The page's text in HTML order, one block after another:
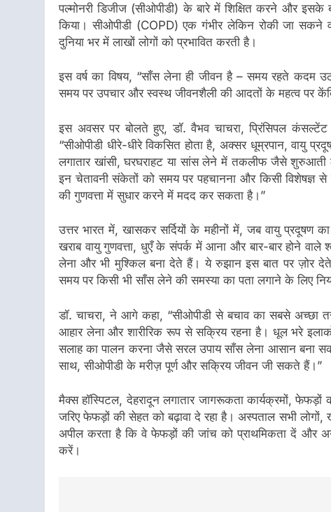
पल्मोनरी डिजीज (सीओपीडी) के बारे में शिक्षित करने और
किया। सीओपीडी (COPD) एक गंभीर लेकिन रोकी जा सकने
दुनिया भर में लाखों लोगों को प्रभावित करती है।
इस वर्ष का विषय, “साँस लेना ही जीवन है – समय रहते कदम
समय पर उपचार और स्वस्थ जीवनशैली की आदतों के महत्व पर
इस अवसर पर बोलते हुए, डॉ. वैभव चाचरा, प्रिंसिपल कंसल्टेंट
“सीओपीडी धीरे-धीरे विकसित होता है, अक्सर धूम्रपान,
लगातार खांसी, घरघराहट या सांस लेने में तकलीफ जैसे शुरुआती
इन चेतावनी संकेतों को समय पर पहचानना और किसी
की गुणवत्ता में सुधार करने में मदद कर सकता है।”
उत्तर भारत में, खासकर सर्दियों के महीनों में, जब वायु प्रदूषण
खराब वायु गुणवत्ता, धुएँ के संपर्क में आना और बार-बार होने वाले
लेना और भी मुश्किल बना देते हैं। ये रुझान इस बात पर ज़ोर
समय पर किसी भी साँस लेने की समस्या का पता लगाने के लिए
डॉ. चाचरा, ने आगे कहा, “सीओपीडी से बचाव का सबसे अच्छा
आहार लेना और शारीरिक रूप से सक्रिय रहना है। धूल भरे
सलाह का पालन करना जैसे सरल उपाय साँस लेना आसान
साथ, सीओपीडी के मरीज़ पूर्ण और सक्रिय जीवन जी सकते हैं।”
मैक्स हॉस्पिटल, देहरादून लगातार जागरूकता कार्यक्रमों,
जरिए फेफड़ों की सेहत को बढ़ावा दे रहा है। अस्पताल सभी
अपील करता है कि वे फेफड़ों की जांच को प्राथमिकता दें और
करें।